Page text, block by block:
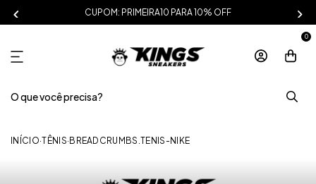
CUPOM: PRIMEIRA10 PARA 10% OFF
0
INÍCIO·TÊNIS· BREADCRUMBS.TENIS-NIKE